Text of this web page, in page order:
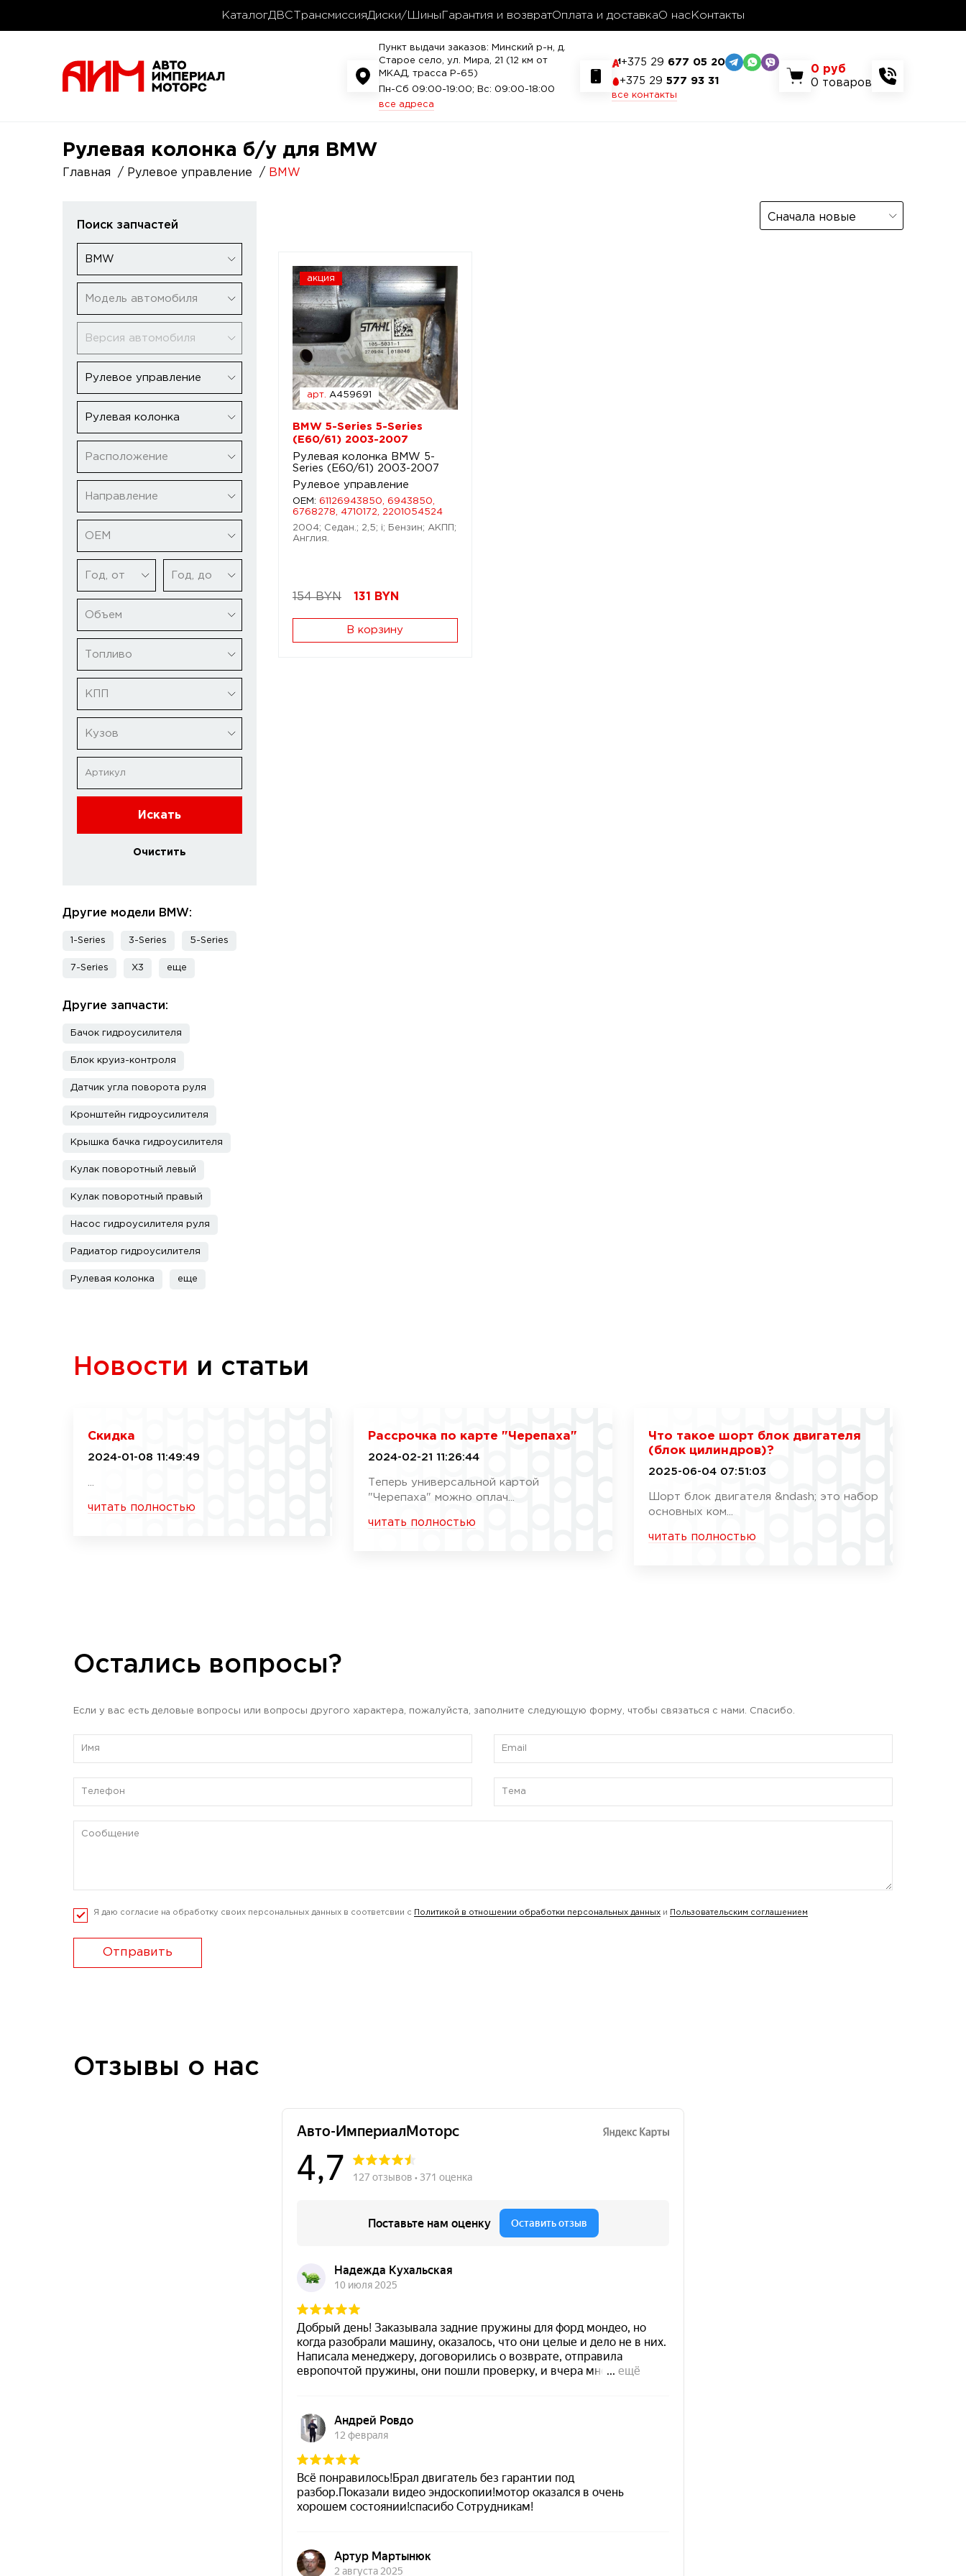
КаталогДВС ТрансмиссияДиски/Шины Гарантия и возвратОплата и доставкаО нас Контакты
Пункт выдачи заказов: Минский р-н, д.
Старое село, ул. Мира, 21 (12 км от
МКАД, трасса P-65)
Пн-Сб 09:00-19:00; Вс: 09:00-18:00
все адреса
+375 29 677 05 20
+375 29 577 93 31
все контакты
0 руб
0 товаров
Рулевая колонка б/у для BMW
Главная Рулевое управление BMW
Поиск запчастей
BMW
Модель автомобиля
Версия автомобиля
Рулевое управление
Рулевая колонка
Расположение
Направление
ОЕМ
Год, от Год, до
Объем
Топливо
КПП
Кузов
Искать
Очистить
Другие модели BMW:
1-Series 3-Series 5-Series
7-Series X3 еще
Другие запчасти:
Бачок гидроусилителя
Блок круиз-контроля
Датчик угла поворота руля
Кронштейн гидроусилителя
Крышка бачка гидроусилителя
Кулак поворотный левый
Кулак поворотный правый
Насос гидроусилителя руля
Радиатор гидроусилителя
Рулевая колонка еще
Сначала новые
акция
арт. A459691
BMW 5-Series 5-Series
(E60/61) 2003-2007
Рулевая колонка BMW 5-
Series (E60/61) 2003-2007
Рулевое управление
OEM: 61126943850, 6943850,
6768278, 4710172, 2201054524
2004; Седан.; 2,5; i; Бензин; АКПП;
Англия.
154 BYN 131 BYN
В корзину
Новости и статьи
Скидка
2024-01-08 11:49:49
читать полностью
Рассрочка по карте "Черепаха"
2024-02-21 11:26:44
Теперь универсальной картой
"Черепаха" можно оплач...
читать полностью
Что такое шорт блок двигателя
(блок цилиндров)?
2025-06-04 07:51:03
Шорт блок двигателя &ndash; это набор
основных ком...
читать полностью
Остались вопросы?
Если у вас есть деловые вопросы или вопросы другого характера, пожалуйста, заполните следующую форму, чтобы связаться с нами. Спасибо.
Я даю согласие на обработку своих персональных данных в соответсвии с Политикой в отношении обработки персональных данных и Пользовательским соглашением
Отправить
Отзывы о нас